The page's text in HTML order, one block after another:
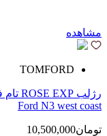
مشاهده
TOMFORD
Ford N3 west coast
تومان10,500,000